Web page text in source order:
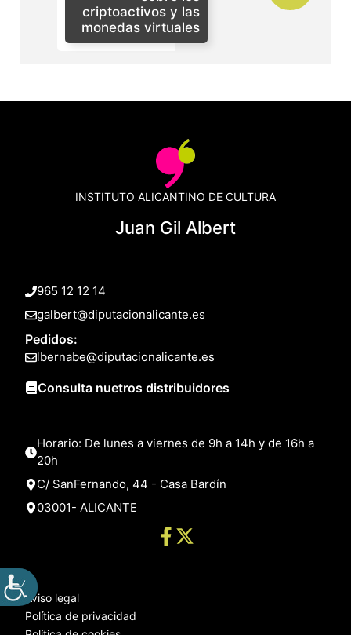
criptoactivos y las
monedas virtuales
INSTITUTO ALICANTINO DE CULTURA
Juan Gil Albert
965 12 12 14
galbert@diputacionalicante.es
Pedidos:
lbernabe@diputacionalicante.es
Consulta nuetros distribuidores
Horario: De lunes a viernes de 9h a 14h y de 16h a
20h
C/ SanFernando, 44 - Casa Bardín
03001- ALICANTE
Aviso legal
Política de privacidad